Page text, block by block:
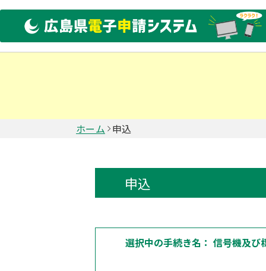
ホーム 申込
申込
選択中の手続き名： 信号機及び